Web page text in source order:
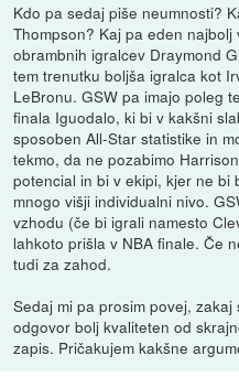
Kdo pa sedaj piše neumnosti?
Thompson? Kaj pa eden
obrambnih igralcev Draymond
tem trenutku boljša igralca kot
LeBronu. GSW pa imajo poleg
finala Iguodalo, ki bi v kakšni
sposoben All-Star statistike in
tekmo, da ne pozabimo
potencial in bi v ekipi, kjer ne bi
mnogo višji individualni nivo.
vzhodu (če bi igrali namesto
lahkoto prišla v NBA finale. Če
tudi za zahod.
Sedaj mi pa prosim povej,
odgovor bolj kvaliteten od
zapis. Pričakujem kakšne